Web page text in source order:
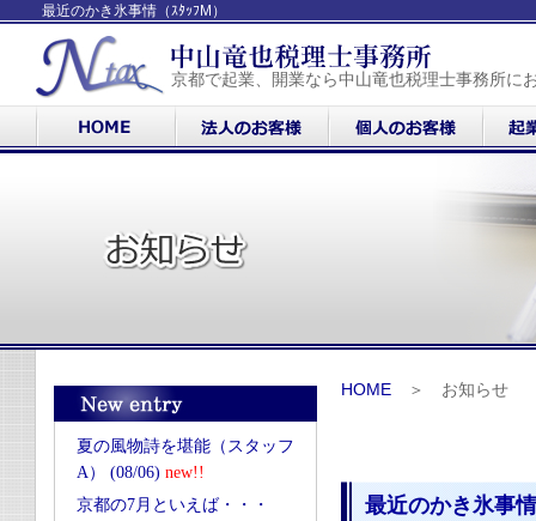
最近のかき氷事情（ｽﾀｯﾌM）
京都で起業、開業なら中山竜也税理士事務所に
夏の風物詩を堪能（スタッフ
A） (08/06) new!!
京都の7月といえば・・・
HOME ＞ お知らせ
最近のかき氷事